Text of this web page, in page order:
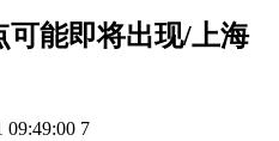
可能即将出现/上海
09:49:00 7